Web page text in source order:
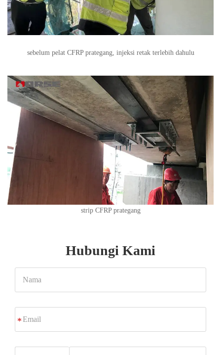
sebelum pelat CFRP prategang, injeksi retak terlebih dahulu
strip CFRP prategang
Hubungi Kami
*